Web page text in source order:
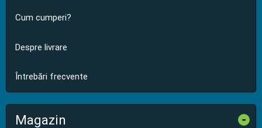
Cum cumperi?
Despre livrare
Întrebări frecvente
Magazin -